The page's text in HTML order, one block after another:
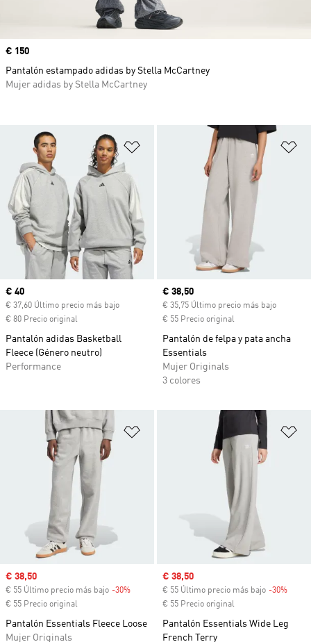
Añadir a la lista de deseos
Precio actual
€ 40
€ 37,60 Último precio más bajo
€ 80 Precio original
Pantalón adidas Basketball
Fleece (Género neutro)
Performance
Precio actual
€ 38,50
€ 35,75 Último precio más bajo
€ 55 Precio original
Pantalón de felpa y pata ancha
Essentials
Mujer Originals
3 colores
Añadir a la lista de deseos
Precio de venta
€ 38,50
€ 55 Último precio más bajo -30% Descuento
€ 55 Precio original
Pantalón Essentials Fleece Loose
Mujer Originals
Precio de venta
€ 38,50
€ 55 Último precio más bajo -30%
€ 55 Precio original
Pantalón Essentials Wide Leg
French Terry
Precio
€ 150
Pantalón estampado adidas by Stella McCartney
Mujer adidas by Stella McCartney